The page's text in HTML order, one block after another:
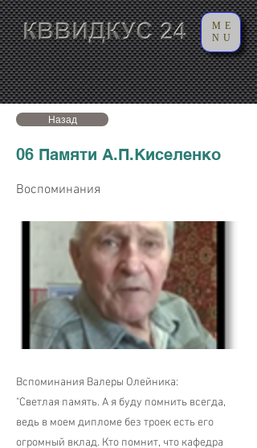
ME
NU
Назад
06 Памяти А.П.Киселенко
Воспоминания
Вспоминания Валеры Олейника:
"Светлая память. А я буду помнить всегда,
ведь в моем дипломе без троек есть его
огромный вклад. Кто помнит, что кафедра